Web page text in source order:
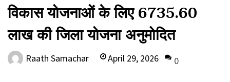
विकास योजनाओं के लिए 6735.60
लाख की जिला योजना अनुमोदित
Raath Samachar April 29, 2026 0